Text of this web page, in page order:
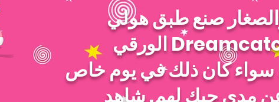
صنع طبق هولي
الورقي Dreamcatcher. أرسل هدية
سواء كان ذلك في يوم خاص
عن مدى حبك لهم. شاهد